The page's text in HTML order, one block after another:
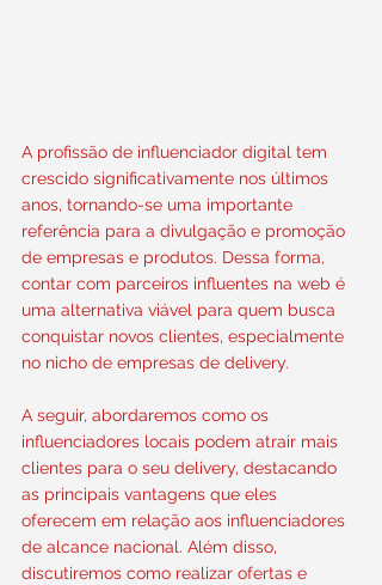
A profissão de influenciador digital tem
crescido significativamente nos últimos
anos, tornando-se uma importante
referência para a divulgação e promoção
de empresas e produtos. Dessa forma,
contar com parceiros influentes na web é
uma alternativa viável para quem busca
conquistar novos clientes, especialmente
no nicho de empresas de delivery.
A seguir, abordaremos como os
influenciadores locais podem atrair mais
clientes para o seu delivery, destacando
as principais vantagens que eles
oferecem em relação aos influenciadores
de alcance nacional. Além disso,
discutiremos como realizar ofertas e